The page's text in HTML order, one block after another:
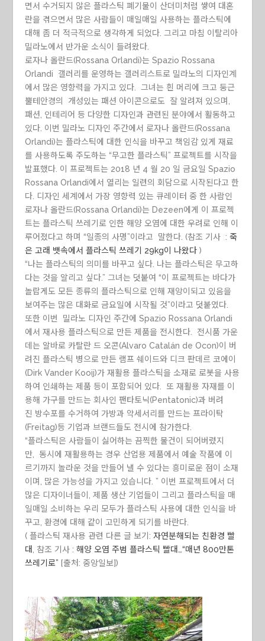
면서 수거되지 않은 플라스틱 폐기물이 산더미처럼 쌓여 대혼
란을 겪으면서 많은 사람들이 매일매일 사용하는 플라스틱에
대해 좀 더 적극적으로 생각하게 되었다. 그리고 마침 이탈리아
밀라노에서 반가운 소식이 들려왔다.
로자나 올란드(Rossana Orlandi)는 Spazio Rossana
Orlandi 갤러리를 운영하는 갤러리스트로 밀라노의 디자인계
에서 많은 영향력을 가지고 있다. 그녀는 흰 머리에 크고 둥근
뿔테안경의 개성있는 패션 아이콘으로도 잘 알려져 있으며,
패션, 인테리어 등 다양한 디자인과 관련된 분야에서 활동하고
있다. 이번 밀라노 디자인 주간에서 로자나 올란드(Rossana
Orlandi)는 플라스틱에 대한 인식을 바꾸고 책임감 있게 재료
를 사용하도록 주도하는 “무고한 플라스틱” 프로젝트를 시작을
발표했다. 이 프로젝트는 2018 년 4 월 20 일 금요일 Spazio
Rossana Orlandi에서 열리는 일련의 회담으로 시작된다고 한
다. 디자인 세계에서 가장 영향력 있는 큐레이터 중 한 사람인
로자나 올란드(Rossana Orlandi)는 Dezeen에게 이 프로젝
트는 플라스틱 쓰레기로 인한 해양 오염에 대한 우려로 인해 이
루어졌다고 하며 “일종의 사명”이라고 말한다. (참조 기사 :죽
은 고래 뱃속에서 플라스틱 쓰레기 29kg이 나왔다 )
“나는 플라스틱의 의미를 바꾸고 싶다. 나는 플라스틱은 무고하
다는 것을 알리고 싶다.” 그녀는 덧붙여 “이 프로젝트는 바다가
놀랍게도 모든 종류의 플라스틱으로 인해 재앙이되고 있음을
보여주는 많은 대화로 금요일에 시작될 것”이라고 덧붙였다.
또한 이번 밀라노 디자인 주간에 Spazio Rossana Orlandi
에서 재사용 플라스틱으로 만든 제품을 전시한다. 전시품 가운
데는 알바로 카탈란 드 오콘(Alvaro Catalán de Ocon)이 버
려진 플라스틱 병으로 만든 램프 쉐이드와 디크 판데르 코에이
(Dirk Vander Kooij)가 재활용 플라스틱을 소재로 로봇을 사용
하여 인쇄하는 제품 등이 포함되어 있다. 또 재활용 자재를 이
용해 가구를 만드는 회사인 팬타토닉(Pentatonic)과 버려
진 방수포를 수거하여 가방과 악세서리를 만드는 프라이탁
(Freitag)등 기업과 브랜드들도 전시에 참가한다.
“플라스틱은 사람들이 싫어하는 끔찍한 물건이 되어버렸지
만, 동시에 재활용하는 경우 산업용 제품에서 예술 작품에 이
르기까지 놀라운 것을 만들어 낼 수 있다는 흥미로운 점이 소재
이며, 많은 가능성을 가지고 있습니다. ” 이번 프로젝트에서 더
많은 디자이너들이, 제품 생산 기업들이 그리고 플라스틱을 매
일매일 소비하는 우리 모두가 플라스틱 사용에 대한 인식을 바
꾸고, 환경에 대해 같이 고민하게 되기를 바란다.
( 플라스틱 재사용 관련 다른 글 보기:자연분해되는 친환경 빨
대
, 참조 기사 :해양 오염 주범 플라스틱 빨대…“매년 800만톤
쓰레기로” [출처: 중앙일보])